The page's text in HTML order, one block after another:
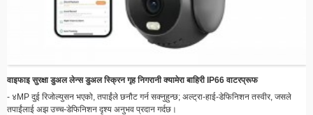
वाइफाइ सुरक्षा डुअल लेन्स डुअल स्क्रिन गृह निगरानी क्यामेरा बाहिरी IP66 वाटरप्रूफ
- ४MP दुई रिजोल्युसन भएको, तपाईंले छनौट गर्न सक्नुहुन्छ; अल्ट्रा-हाई-डेफिनिशन तस्वीर, जसले
तपाईंलाई अझ उच्च-डेफिनिशन दृश्य अनुभव प्रदान गर्दछ।